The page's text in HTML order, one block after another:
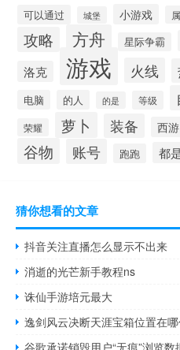
可以通过
城堡 小游戏
攻略
方舟 星际争霸
洛克 游戏 火线
电脑 的人 的是 等级
荣耀 萝卜 装备 西游
谷物 账号 跑跑 都
猜你想看的文章
抖音关注直播怎么显示不出来
消逝的光芒新手教程ns
诛仙手游培元最大
逸剑风云决断天涯宝箱位置在
谷歌承诺销毁用户“无痕”浏览